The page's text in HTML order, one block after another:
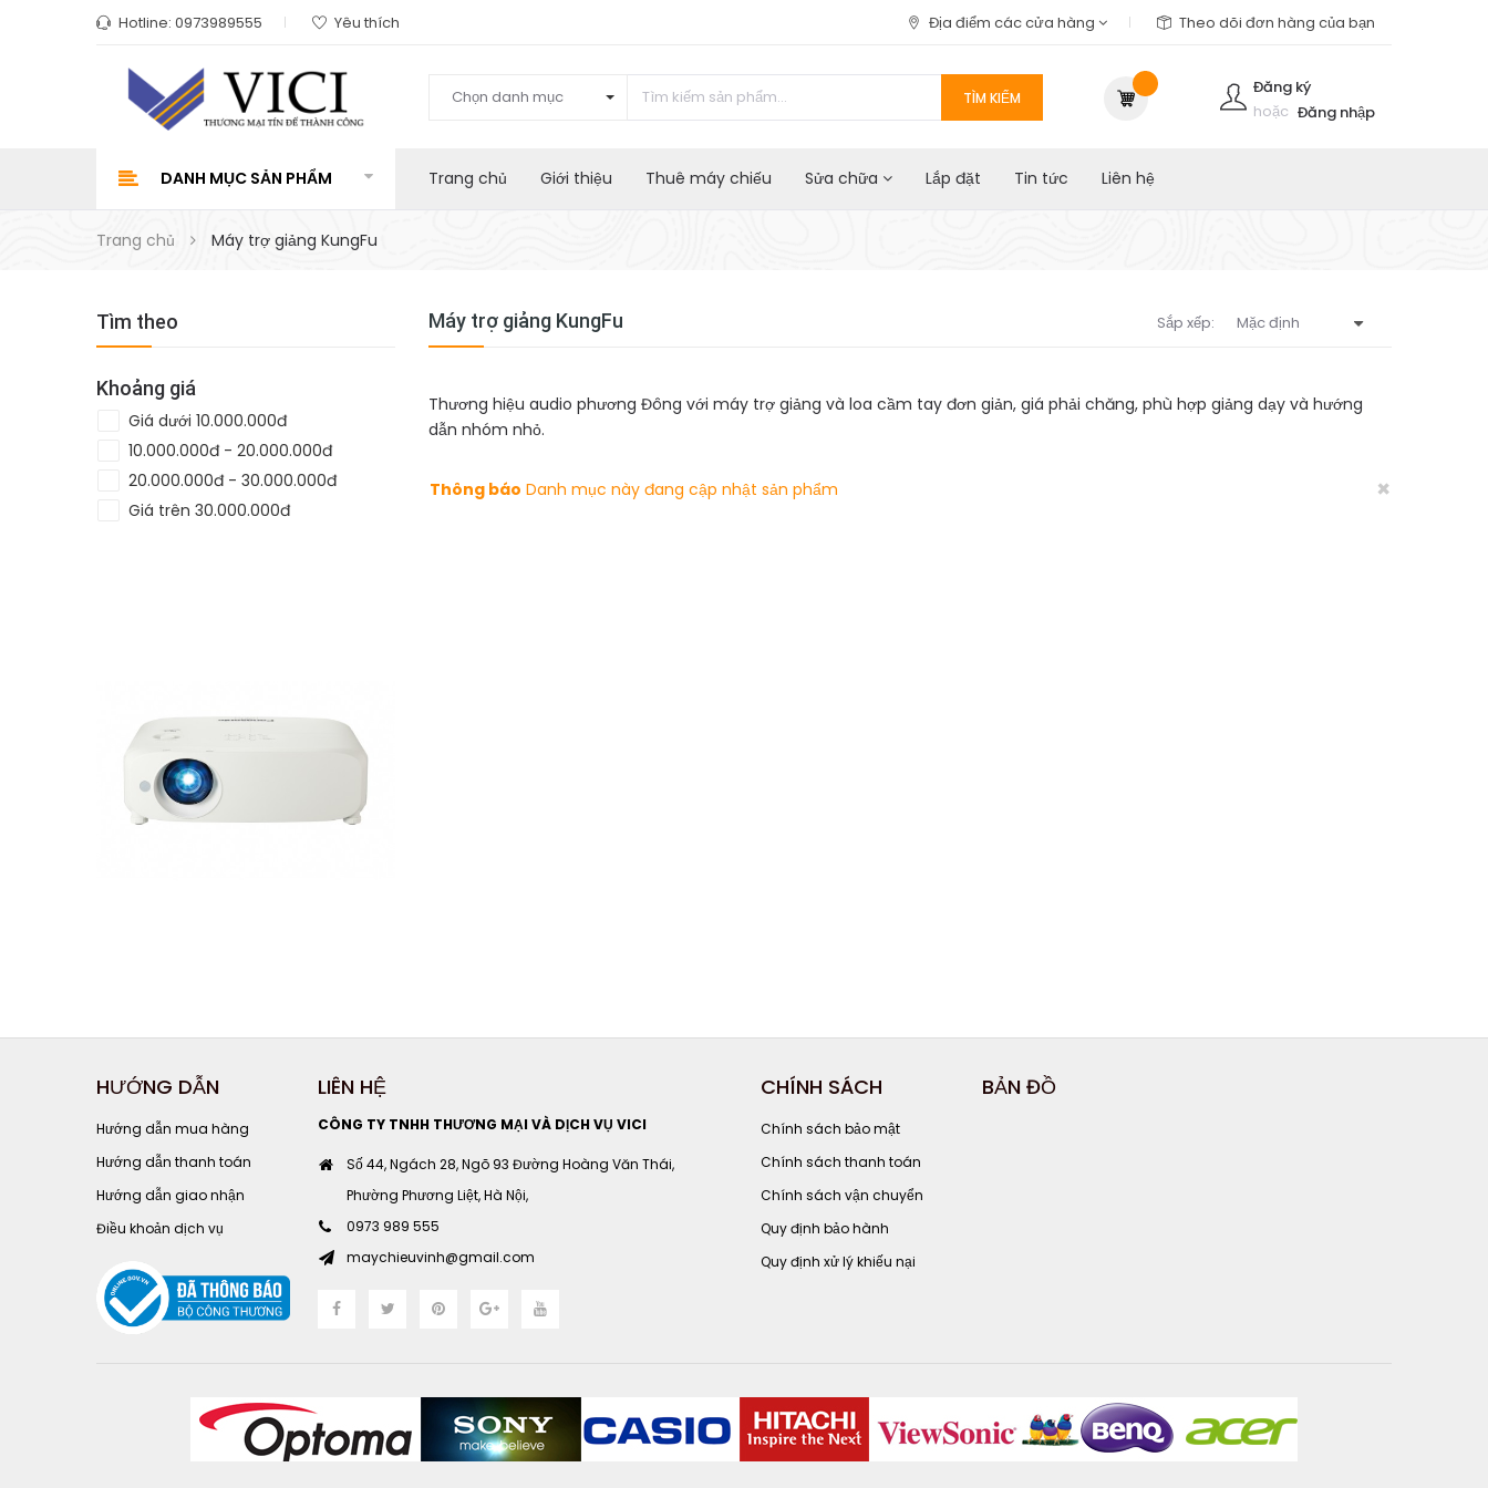
Hotline: 0973989555 Yêu thích Địa điểm các cửa hàng Theo dõi đơn hàng của bạn
Chọn danh mục TÌM KIẾM
Đăng ký
hoặc Đăng nhập
DANH MỤC SẢN PHẨM Trang chủ Giới thiệu Thuê máy chiếu Sửa chữa Lắp đặt Tin tức Liên hệ
Trang chủ Máy trợ giảng KungFu
Máy trợ giảng KungFu Sắp xếp:
Thương hiệu audio phương Đông với máy trợ giảng và loa cầm tay đơn giản, giá phải chăng, phù hợp giảng dạy và hướng
dẫn nhóm nhỏ.
×
Thông báo Danh mục này đang cập nhật sản phẩm
Tìm theo
Khoảng giá
Giá dưới 10.000.000đ
10.000.000đ - 20.000.000đ
20.000.000đ - 30.000.000đ
Giá trên 30.000.000đ
HƯỚNG DẪN
Hướng dẫn mua hàng
Hướng dẫn thanh toán
Hướng dẫn giao nhận
Điều khoản dịch vụ
LIÊN HỆ
CÔNG TY TNHH THƯƠNG MẠI VÀ DỊCH VỤ VICI
Số 44, Ngách 28, Ngõ 93 Đường Hoàng Văn Thái,
Phường Phương Liệt, Hà Nội,
0973 989 555
maychieuvinh@gmail.com
CHÍNH SÁCH
Chính sách bảo mật
Chính sách thanh toán
Chính sách vận chuyển
Quy định bảo hành
Quy định xử lý khiếu nại
BẢN ĐỒ